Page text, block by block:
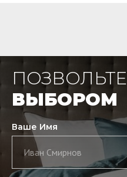
ПОЗВОЛЬТЕ
ВЫБОРОМ
Ваше Имя
Иван Смирнов